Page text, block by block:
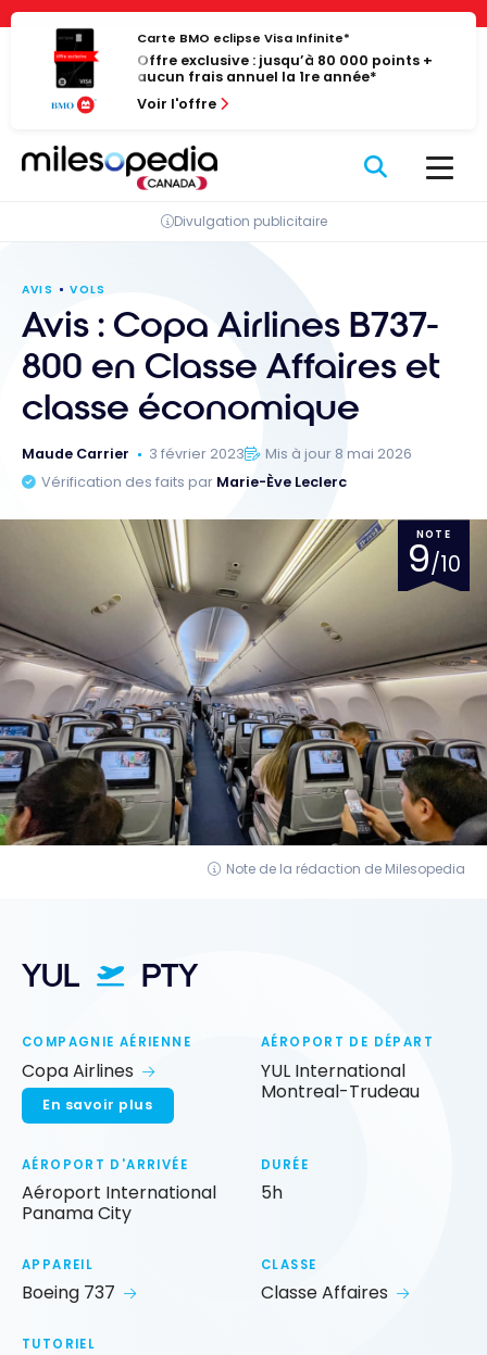
Panneau de gestion des cookies
Passer
contenu
Carte BMO eclipse Visa Infinite*
Offre exclusive : jusqu’à 80 000 points +
aucun frais annuel la 1re année*
Voir l'offre
Divulgation publicitaire
AVIS VOLS
Avis : Copa Airlines B737-
800 en Classe Affaires et
classe économique
Maude Carrier 3 février 2023
Mis à jour 8 mai 2026
Vérification des faits par Marie-Ève Leclerc
NOTE
9/10
Note de la rédaction de Milesopedia
YUL PTY
COMPAGNIE AÉRIENNE
Copa Airlines
En savoir plus
AÉROPORT DE DÉPART
YUL International
Montreal-Trudeau
AÉROPORT D'ARRIVÉE
Aéroport International
Panama City
DURÉE
5h
APPAREIL
Boeing 737
CLASSE
Classe Affaires
TUTORIEL